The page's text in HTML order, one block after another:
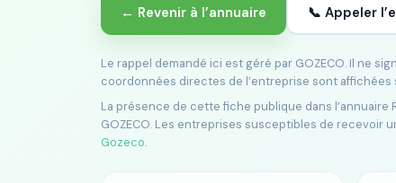
← Revenir à l’annuaire 📞 Appeler
Le rappel demandé ici est géré par GOZECO. Il ne
coordonnées directes de l’entreprise sont
La présence de cette fiche publique dans l’annuaire
GOZECO. Les entreprises susceptibles de recevoir
Gozeco.